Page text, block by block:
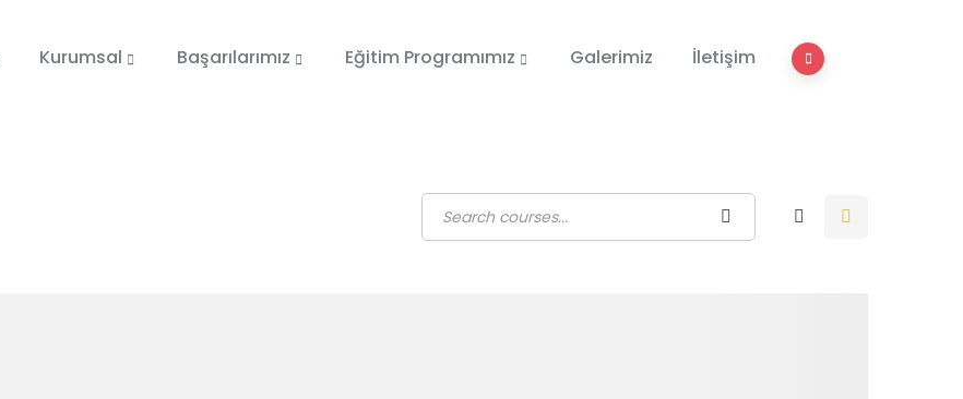
Kurumsal Başarılarımız Eğitim Programımız Galerimiz İletişim